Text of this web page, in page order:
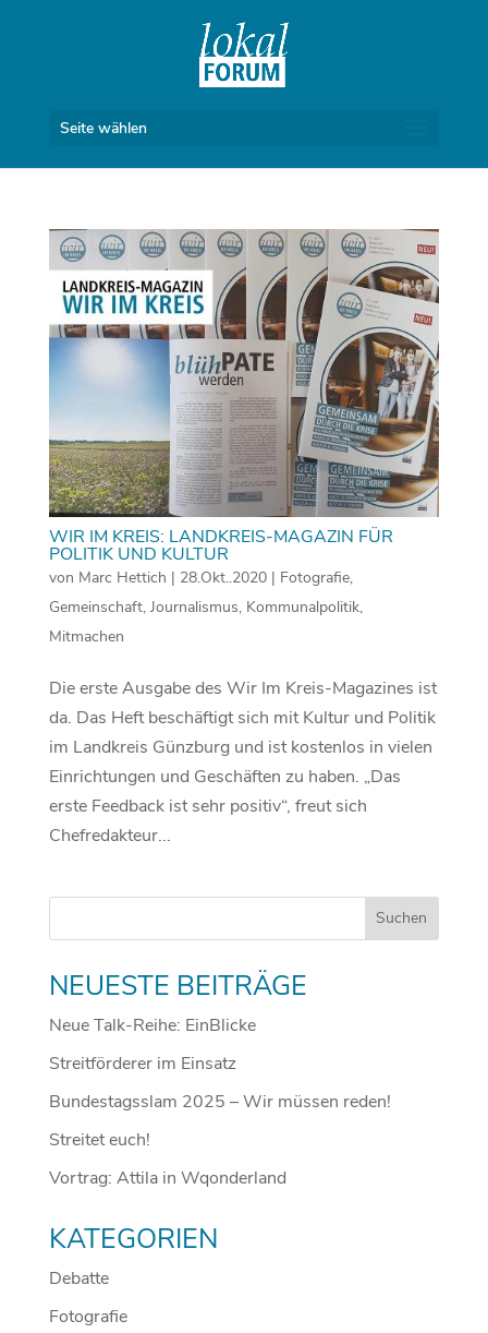
Seite wählen
WIR IM KREIS: LANDKREIS-MAGAZIN FÜR
POLITIK UND KULTUR
von Marc Hettich | 28.Okt..2020| Fotografie,
Gemeinschaft, Journalismus, Kommunalpolitik,
Mitmachen
Die erste Ausgabe des Wir Im Kreis-Magazines ist
da. Das Heft beschäftigt sich mit Kultur und Politik
im Landkreis Günzburg und ist kostenlos in vielen
Einrichtungen und Geschäften zu haben. „Das
erste Feedback ist sehr positiv“, freut sich
Chefredakteur...
NEUESTE BEITRÄGE
Neue Talk-Reihe: EinBlicke
Streitförderer im Einsatz
Bundestagsslam 2025 – Wir müssen reden!
Streitet euch!
Vortrag: Attila in Wqonderland
KATEGORIEN
Debatte
Fotografie